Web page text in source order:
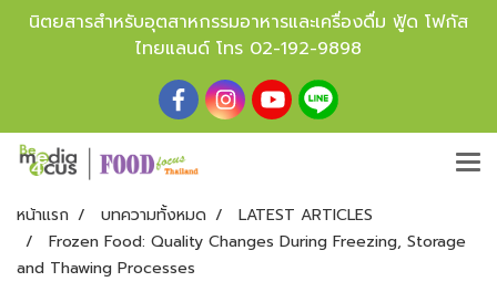
นิตยสารสำหรับอุตสาหกรรมอาหารและเครื่องดื่ม ฟู้ด โฟกัส
ไทยแลนด์ โทร 02-192-9898
หน้าแรก บทความทั้งหมด
LATEST ARTICLES
Frozen Food: Quality Changes During Freezing, Storage
and Thawing Processes